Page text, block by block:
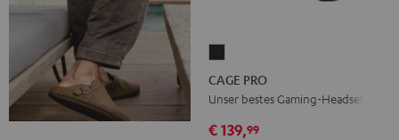
PRO
Night
CAGE PRO
Unser bestes Gaming-Headset
€ 139,99